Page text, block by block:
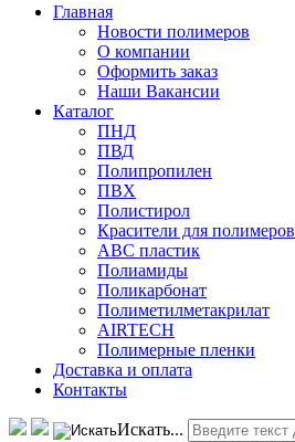
Главная
Новости полимеров
О компании
Оформить заказ
Наши Вакансии
Каталог
ПНД
ПВД
Полипропилен
ПВХ
Полистирол
Красители для полимеров
АВС пластик
Полиамиды
Поликарбонат
Полиметилметакрилат
AIRTECH
Полимерные пленки
Доставка и оплата
Контакты
Искать...